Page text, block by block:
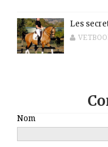
Les
Nom